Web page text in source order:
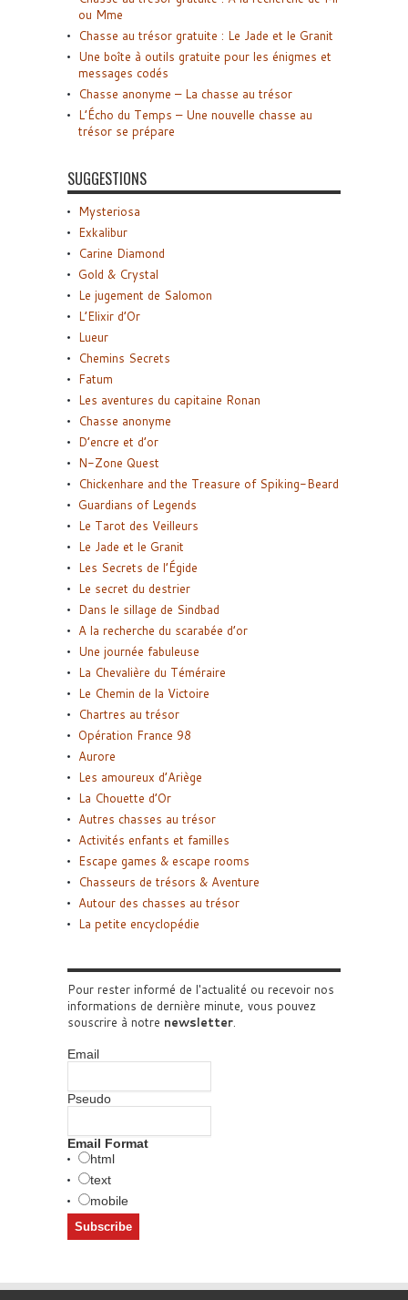
ou Mme
Chasse au trésor gratuite : Le Jade et le Granit
Une boîte à outils gratuite pour les énigmes et
messages codés
Chasse anonyme – La chasse au trésor
L’Écho du Temps – Une nouvelle chasse au
trésor se prépare
SUGGESTIONS
Mysteriosa
Exkalibur
Carine Diamond
Gold & Crystal
Le jugement de Salomon
L’Elixir d’Or
Lueur
Chemins Secrets
Fatum
Les aventures du capitaine Ronan
Chasse anonyme
D’encre et d’or
N-Zone Quest
Chickenhare and the Treasure of Spiking-Beard
Guardians of Legends
Le Tarot des Veilleurs
Le Jade et le Granit
Les Secrets de l’Égide
Le secret du destrier
Dans le sillage de Sindbad
A la recherche du scarabée d’or
Une journée fabuleuse
La Chevalière du Téméraire
Le Chemin de la Victoire
Chartres au trésor
Opération France 98
Aurore
Les amoureux d’Ariège
La Chouette d’Or
Autres chasses au trésor
Activités enfants et familles
Escape games & escape rooms
Chasseurs de trésors & Aventure
Autour des chasses au trésor
La petite encyclopédie
Pour rester informé de l'actualité ou recevoir nos
informations de dernière minute, vous pouvez
souscrire à notre newsletter.
Email
Pseudo
Email Format
html
text
mobile